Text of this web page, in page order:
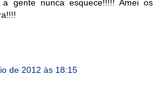
gente nunca esquece!!!!! Amei os
de 2012 às 18:15